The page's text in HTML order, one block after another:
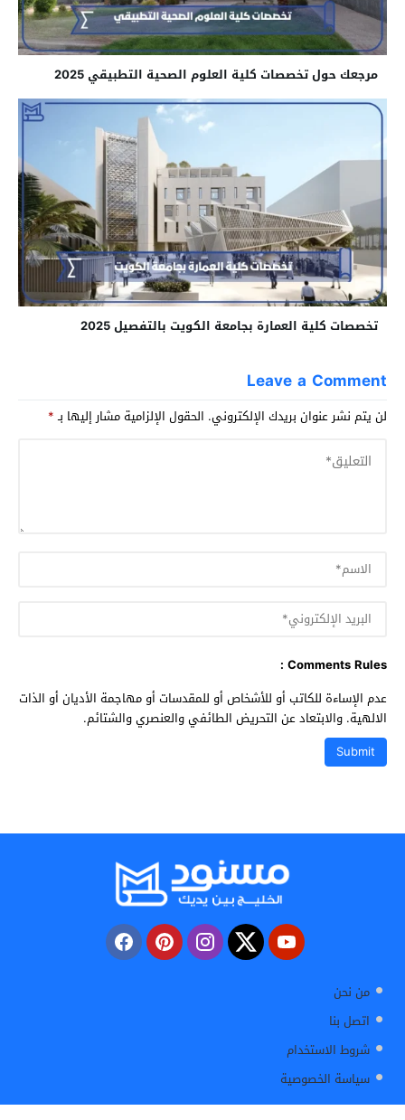
مرجعك حول تخصصات كلية العلوم الصحية التطبيقي 2025
تخصصات كلية العمارة بجامعة الكويت بالتفصيل 2025
Leave a Comment
لن يتم نشر عنوان بريدك الإلكتروني. الحقول الإلزامية مشار إليها بـ*
Comments Rules :
عدم الإساءة للكاتب أو للأشخاص أو للمقدسات أو مهاجمة الأديان أو الذات
الالهية. والابتعاد عن التحريض الطائفي والعنصري والشتائم.
من نحن
اتصل بنا
شروط الاستخدام
سياسة الخصوصية